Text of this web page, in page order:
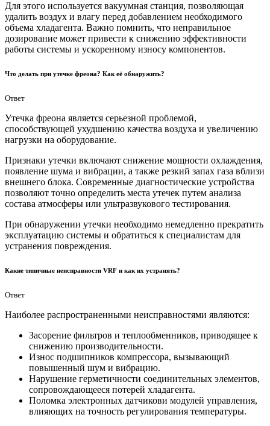
Для этого используется вакуумная станция, позволяющая
удалить воздух и влагу перед добавлением необходимого
объема хладагента. Важно помнить, что неправильное
дозирование может привести к снижению эффективности
работы системы и ускоренному износу компонентов.
Что делать при утечке фреона? Как её обнаружить?
Ответ
Утечка фреона является серьезной проблемой,
способствующей ухудшению качества воздуха и увеличению
нагрузки на оборудование.
Признаки утечки включают снижение мощности охлаждения,
появление шума и вибрации, а также резкий запах газа вблизи
внешнего блока. Современные диагностические устройства
позволяют точно определить места утечек путем анализа
состава атмосферы или ультразвукового тестирования.
При обнаружении утечки необходимо немедленно прекратить
эксплуатацию системы и обратиться к специалистам для
устранения повреждения.
Какие типичные неисправности VRF и как их устранять?
Ответ
Наиболее распространенными неисправностями являются:
Засорение фильтров и теплообменников, приводящее к
снижению производительности.
Износ подшипников компрессора, вызывающий
повышенный шум и вибрацию.
Нарушение герметичности соединительных элементов,
сопровождающееся потерей хладагента.
Поломка электронных датчикови модулей управления,
влияющих на точность регулирования температуры.